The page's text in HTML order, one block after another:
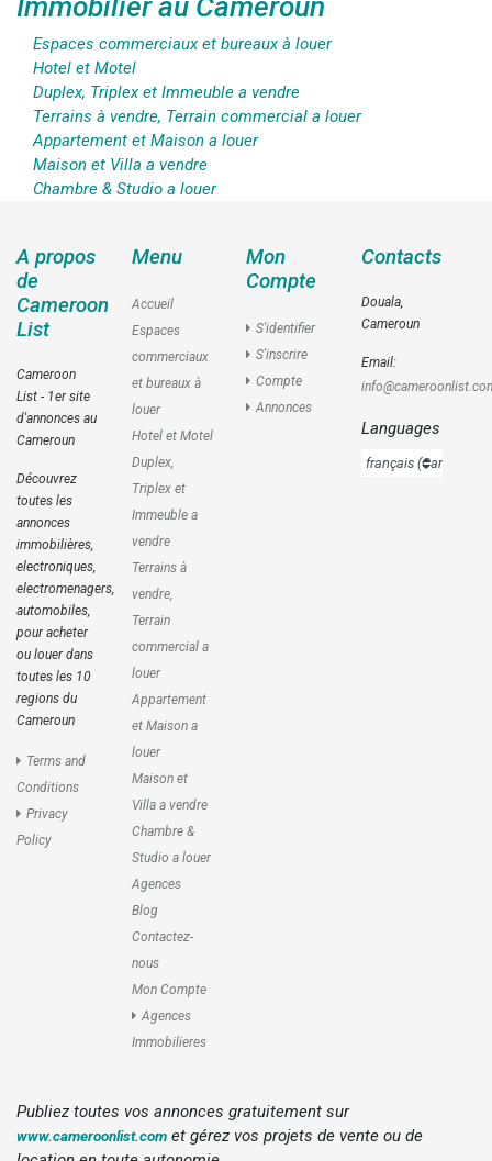
Espaces commerciaux et bureaux à louer
Hotel et Motel
Duplex, Triplex et Immeuble a vendre
Terrains à vendre, Terrain commercial a louer
Appartement et Maison a louer
Maison et Villa a vendre
Chambre & Studio a louer
A propos
de
Cameroon
List
Cameroon
List - 1er site
d'annonces au
Cameroun
Découvrez
toutes les
annonces
immobilières,
electroniques,
electromenagers,
automobiles,
pour acheter
ou louer dans
toutes les 10
regions du
Cameroun
Terms and
Conditions
Privacy
Policy
Menu
Accueil
Espaces
commerciaux
et bureaux à
louer
Hotel et Motel
Duplex,
Triplex et
Immeuble a
vendre
Terrains à
vendre,
Terrain
commercial a
louer
Appartement
et Maison a
louer
Maison et
Villa a vendre
Chambre &
Studio a louer
Agences
Blog
Contactez-
nous
Mon Compte
Agences
Immobilieres
Mon
Compte
S'identifier
S'inscrire
Compte
Annonces
Contacts
Douala,
Cameroun
Email:
Languages
Publiez toutes vos annonces gratuitement sur
www.cameroonlist.com et gérez vos projets de vente ou de